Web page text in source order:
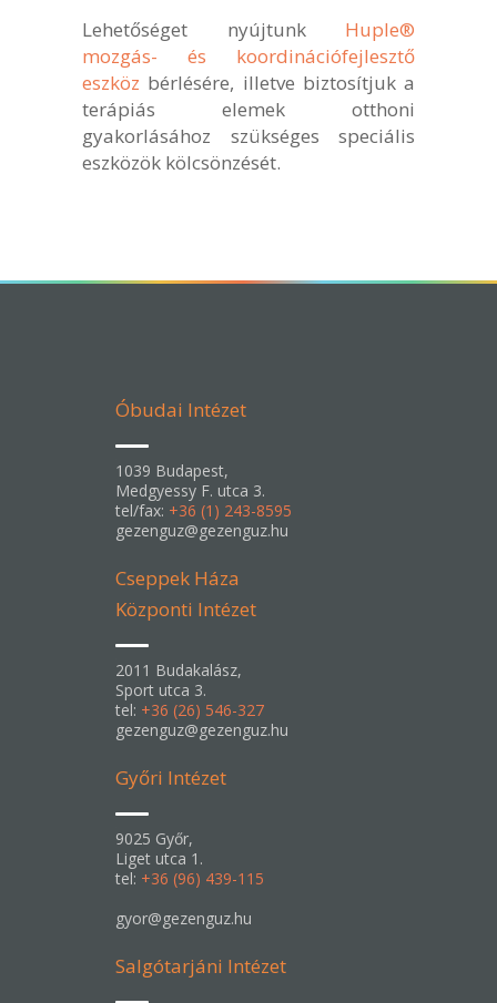
Lehetőséget nyújtunk Huple®
mozgás- és koordinációfejlesztő
eszköz bérlésére, illetve biztosítjuk a
terápiás elemek otthoni
gyakorlásához szükséges speciális
eszközök kölcsönzését.
Óbudai Intézet
1039 Budapest,
Medgyessy F. utca 3.
tel/fax: +36 (1) 243-8595
gezenguz@gezenguz.hu
Cseppek Háza
Központi Intézet
2011 Budakalász,
Sport utca 3.
tel: +36 (26) 546-327
gezenguz@gezenguz.hu
Győri Intézet
9025 Győr,
Liget utca 1.
tel: +36 (96) 439-115
gyor@gezenguz.hu
Salgótarjáni Intézet